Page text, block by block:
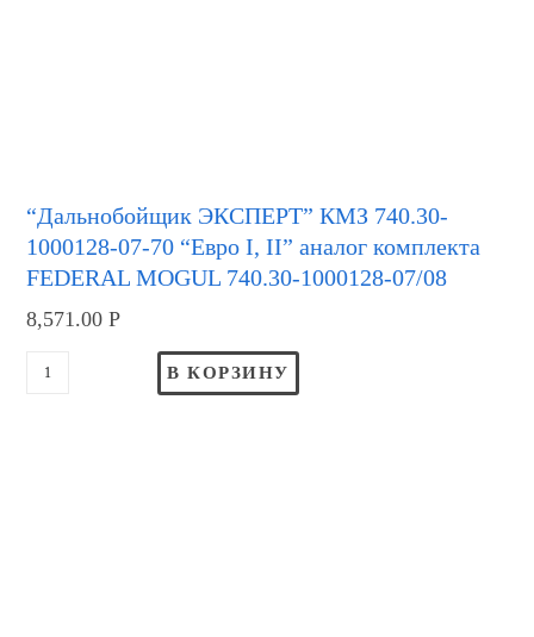
“Дальнобойщик ЭКСПЕРТ” КМЗ 740.30-
1000128-07-70 “Евро I, II” аналог комплекта
FEDERAL MOGUL 740.30-1000128-07/08
8,571.00Р
В КОРЗИНУ